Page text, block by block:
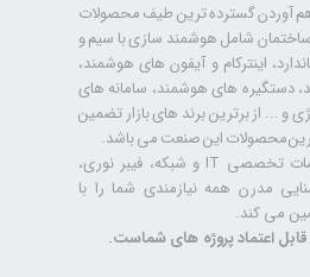
هم آوردن گسترده ترین طیف محصولات
شامل هوشمند سازی با سیم و
اینترکام و آیفون های هوشمند،
های هوشمند، سامانه های
... از برترین برند های بازار تضمین
محصولات این صنعت می باشد.
همچنین نورال با ارائه خدمات تخصصی IT و شبکه، فیبر نوری،
مدرن همه نیازمندی شما را با
می کند.
اعتماد پروژه های شماست.